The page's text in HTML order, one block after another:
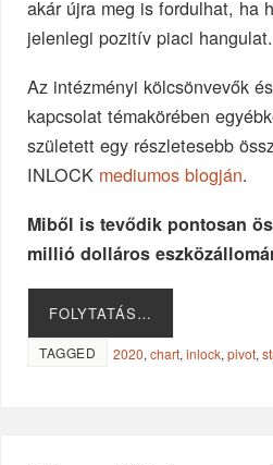
akár újra meg is fordulhat, ha
jelenlegi pozitív piaci hangulat.
Az intézményi kölcsönvevők
kapcsolat témakörében
született egy részletesebb
INLOCK mediumos blogján.
Miből is tevődik pontosan
millió dolláros
FOLYTATÁS…
TAGGED 2020,chart,inlock,pivot,